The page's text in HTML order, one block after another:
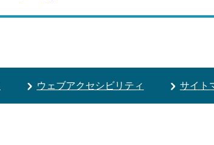
ウェブアクセシビリティ サイト